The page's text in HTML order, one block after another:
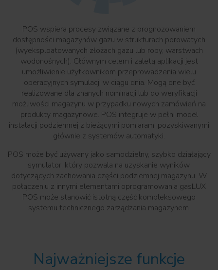
POS wspiera procesy związane z prognozowaniem
dostępności magazynów gazu w strukturach porowatych
(wyeksploatowanych złożach gazu lub ropy, warstwach
wodonośnych). Głównym celem i zaletą aplikacji jest
umożliwienie użytkownikom przeprowadzenia wielu
operacyjnych symulacji w ciągu dnia. Mogą one być
realizowane dla znanych nominacji lub do weryfikacji
możliwości magazynu w przypadku nowych zamówień na
produkty magazynowe. POS integruje w pełni model
instalacji podziemnej z bieżącymi pomiarami pozyskiwanymi
głównie z systemów automatyki.
POS może być używany jako samodzielny, szybko działający
symulator, który pozwala na uzyskanie wyników,
dotyczących zachowania części podziemnej magazynu. W
połączeniu z innymi elementami oprogramowania gasLUX
POS może stanowić istotną część kompleksowego
systemu technicznego zarządzania magazynem.
Najważniejsze funkcje